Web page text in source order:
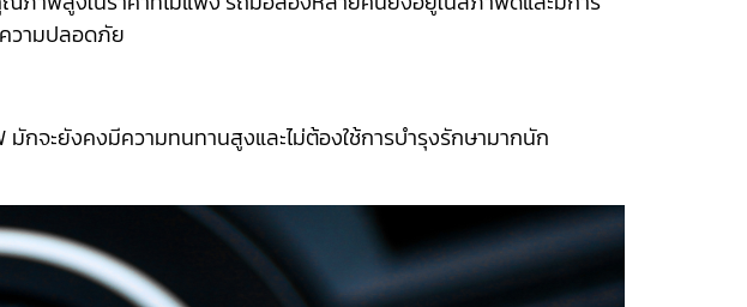
วามปลอดภัย
กจะยังคงมีความทนทานสูงและไม่ต้องใช้การบำรุงรักษามากนัก